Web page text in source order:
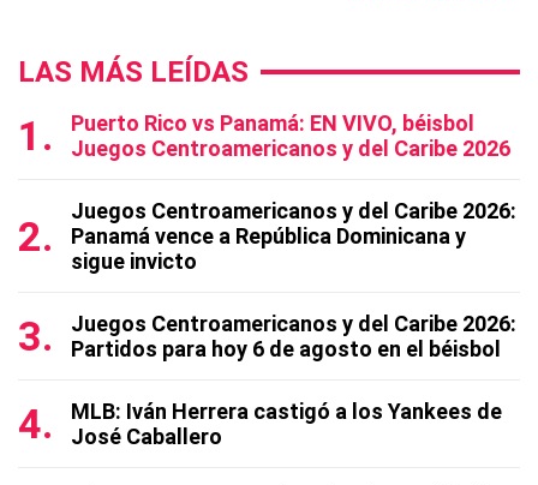
LAS MÁS LEÍDAS
Puerto Rico vs Panamá: EN VIVO, béisbol
Juegos Centroamericanos y del Caribe 2026
Juegos Centroamericanos y del Caribe 2026:
Panamá vence a República Dominicana y
sigue invicto
Juegos Centroamericanos y del Caribe 2026:
Partidos para hoy 6 de agosto en el béisbol
MLB: Iván Herrera castigó a los Yankees de
José Caballero